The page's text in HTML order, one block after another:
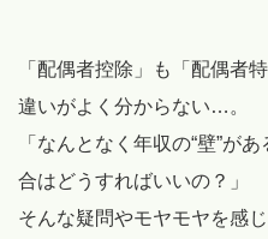
「配偶者控除」も「配偶者
違いがよく分からない…。
「なんとなく年収の“壁”が
合はどうすればいいの？」
そんな疑問やモヤモヤを感